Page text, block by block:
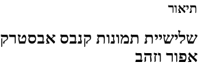
תיאור
שלישיית תמונות קנבס
אפור וזהב